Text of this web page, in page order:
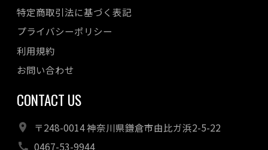
特定商取引法に基づく表記
プライバシーポリシー
利用規約
お問い合わせ
CONTACT US
〒248-0014 神奈川県鎌倉市由比ガ浜2-5-22
0467-53-9944